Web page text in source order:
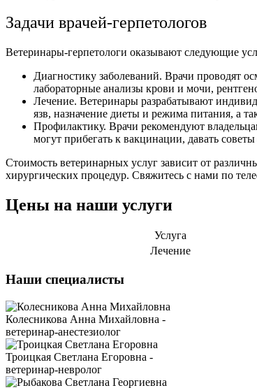
Задачи врачей-герпетологов
Ветеринары-герпетологи оказывают следующие
Диагностику заболеваний. Врачи проводят
лабораторные анализы крови и мочи,
Лечение. Ветеринары разрабатывают
язв, назначение диеты и режима питания, а
Профилактику. Врачи рекомендуют
могут прибегать к вакцинации, давать
Стоимость ветеринарных услуг зависит от
хирургических процедур. Свяжитесь с нами по
Цены на наши услуги
Услуга
Лечение
Наши специалисты
Колесникова Анна Михайловна -
ветеринар-анестезиолог
Троицкая Светлана Егоровна -
ветеринар-невролог